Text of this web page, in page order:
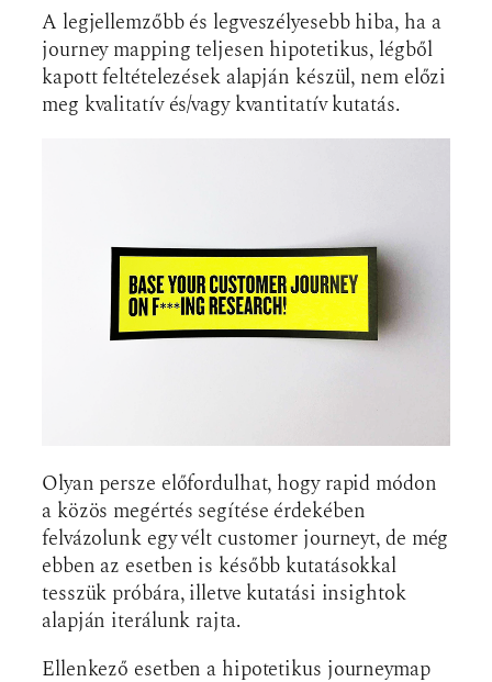
A legjellemzőbb és legveszélyesebb hiba, ha a
journey mapping teljesen hipotetikus, légből
kapott feltételezések alapján készül, nem előzi
meg kvalitatív és/vagy kvantitatív kutatás.
Olyan persze előfordulhat, hogy rapid módon
a közös megértés segítése érdekében
felvázolunk egy vélt customer journeyt, de még
ebben az esetben is később kutatásokkal
tesszük próbára, illetve kutatási insightok
alapján iterálunk rajta.
Ellenkező esetben a hipotetikus journeymap